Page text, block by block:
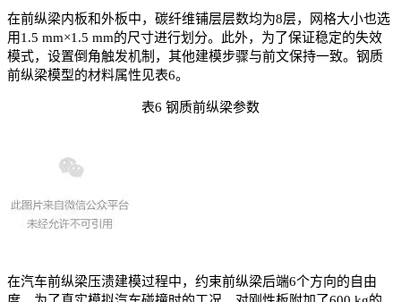
在前纵梁内板和外板中，碳纤维铺层层数均为8层，网格大小也选
用1.5 mm×1.5 mm的尺寸进行划分。此外，为了保证稳定的失效
模式，设置倒角触发机制，其他建模步骤与前文保持一致。钢质
前纵梁模型的材料属性见表6。
表6 钢质前纵梁参数
在汽车前纵梁压溃建模过程中，约束前纵梁后端6个方向的自由